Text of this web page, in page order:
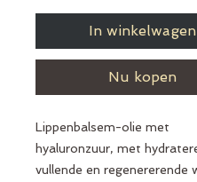
In winkelwagen
Nu kopen
Lippenbalsem-olie met
hyaluronzuur, met
vullende en regenererende